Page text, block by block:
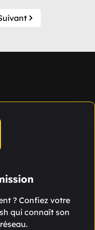
? Confiez votre
qui connaît son